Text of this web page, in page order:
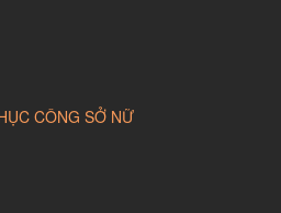
CÔNG SỞ NỮ